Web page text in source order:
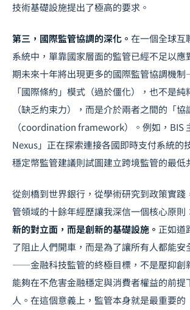
技術基礎設施提出了極高的要求。
第三，國際監管協調的深化。 在一個全球互
系統中，單靠國家層面的監管已經不足以應
期未來十年將出現更多的國際監管協調機
「國際條約」模式（過於僵化），也不是
（缺乏約束力），而是介於兩者之間的「協
（coordination framework）。例如，BIS
Nexus」正在探索連接各國即時支付系統的
穩定幣監管建議則試圖建立跨境監管的最低
從劍橋到世界銀行，從學術研究到政策實踐
管領域的十餘年經歷讓我深信一個核心原則
新的對立面，而是創新的基礎設施。 正如道
了阻止人們開車，而是為了讓所有人都能安
——金融科技監管的終極目標，不是壓抑創
能夠在不危害金融穩定與消費者權益的前提
人。在這個意義上，監管本身就是最重要